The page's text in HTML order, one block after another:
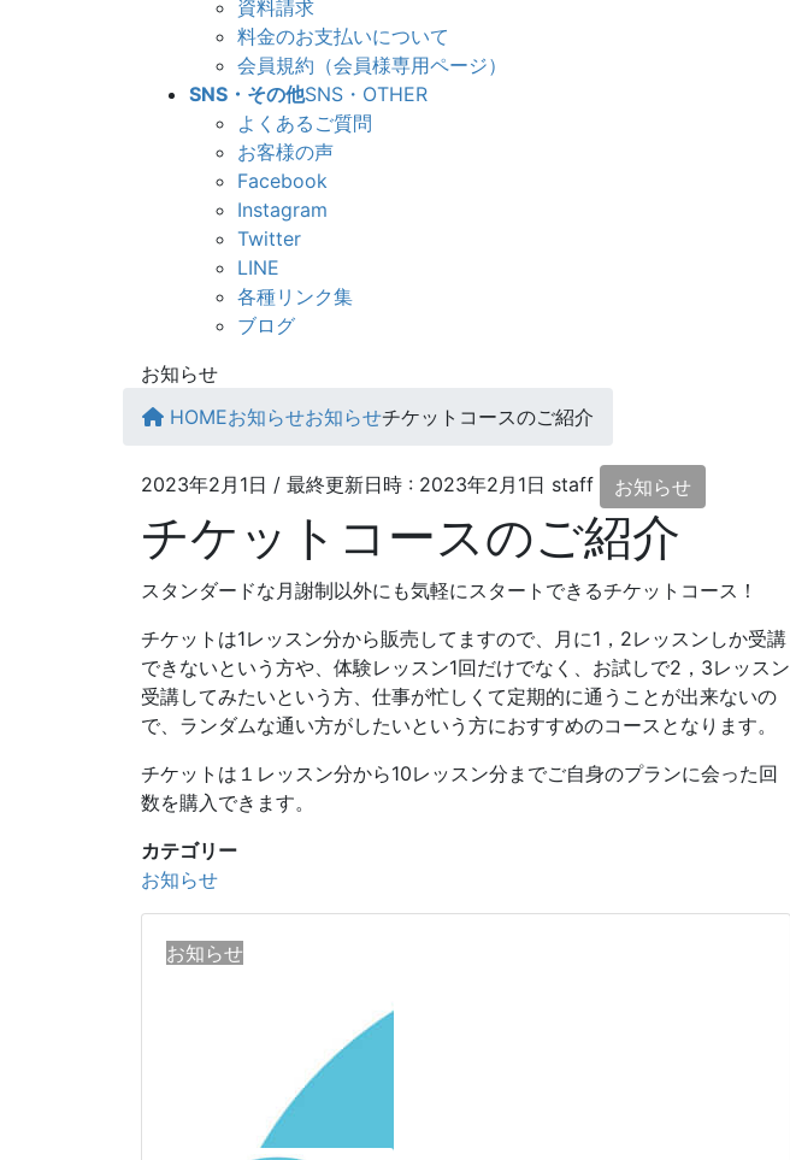
資料請求
料金のお支払いについて
会員規約（会員様専用ページ）
SNS・その他SNS・OTHER
よくあるご質問
お客様の声
Facebook
Instagram
Twitter
LINE
各種リンク集
ブログ
お知らせ
HOMEお知らせお知らせチケットコースのご紹介
2023年2月1日 / 最終更新日時 : 2023年2月1日 staff お知らせ
チケットコースのご紹介
スタンダードな月謝制以外にも気軽にスタートできるチケットコース！
チケットは1レッスン分から販売してますので、月に1，2レッスンしか受講
できないという方や、体験レッスン1回だけでなく、お試しで2，3レッスン
受講してみたいという方、仕事が忙しくて定期的に通うことが出来ないの
で、ランダムな通い方がしたいという方におすすめのコースとなります。
チケットは１レッスン分から10レッスン分までご自身のプランに会った回
数を購入できます。
カテゴリー
お知らせ
お知らせ